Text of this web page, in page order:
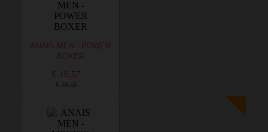
ANAIS MEN - POWER
BOXER
€ 16,57
€ 20,16